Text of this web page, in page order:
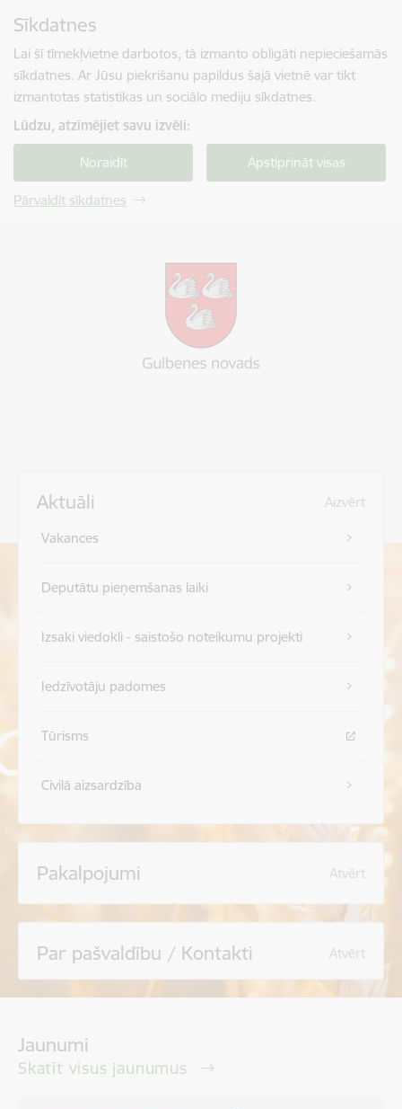
Sīkdatnes
Lai šī tīmekļvietne darbotos, tā izmanto obligāti nepieciešamās
sīkdatnes. Ar Jūsu piekrišanu papildus šajā vietnē var tikt
izmantotas statistikas un sociālo mediju sīkdatnes.
Lūdzu, atzīmējiet savu izvēli:
Noraidīt Apstiprināt visas
Pārvaldīt sīkdatnes
Aktuāli Aizvērt
Vakances
Deputātu pieņemšanas laiki
Izsaki viedokli - saistošo noteikumu projekti
Iedzīvotāju padomes
Tūrisms
Civilā aizsardzība
Pakalpojumi Atvērt
Par pašvaldību / Kontakti Atvērt
Jaunumi
Skatīt visus jaunumus